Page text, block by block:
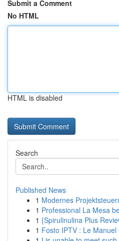
Submit a Comment
No HTML
HTML is disabled
Search
Published News
1 Modernes
1 Professional La Mesa
1 {Spirulinulina Plus
1 Fosto IPTV : Le Manuel